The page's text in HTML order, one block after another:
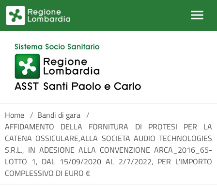
Salta al contenuto principale
Home / Bandi di gara /
AFFIDAMENTO DELLA FORNITURA DI PROTESI PER LA
CATENA OSSICULARE,ALLA SOCIETA AUDIO TECHNOLOGIES
S.R.L., IN ADESIONE ALLA CONVENZIONE ARCA_2016_65-
LOTTO 1, DAL 15/09/2020 AL 2/7/2022, PER L'IMPORTO
COMPLESSIVO DI EURO €